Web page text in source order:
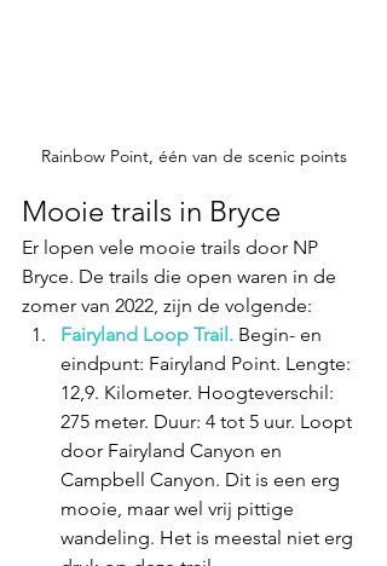
Rainbow Point, één van de scenic points
Mooie trails in Bryce
Er lopen vele mooie trails door NP
Bryce. De trails die open waren in de
zomer van 2022, zijn de volgende:
Fairyland Loop Trail. Begin- en
eindpunt: Fairyland Point. Lengte:
12,9. Kilometer. Hoogteverschil:
275 meter. Duur: 4 tot 5 uur. Loopt
door Fairyland Canyon en
Campbell Canyon. Dit is een erg
mooie, maar wel vrij pittige
wandeling. Het is meestal niet erg